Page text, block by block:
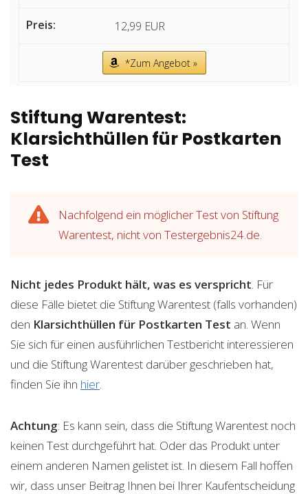
12,99 EUR
*Zum Angebot »
Stiftung Warentest:
Klarsichthüllen für Postkarten
Test
Nachfolgend ein möglicher Test von Stiftung
Warentest, nicht von Testergebnis24.de.
Nicht jedes Produkt hält, was es verspricht . Für
diese Fälle bietet die Stiftung Warentest (falls vorhanden)
den Klarsichthüllen für Postkarten Test an. Wenn
Sie sich für einen ausführlichen Testbericht interessieren
und die Stiftung Warentest darüber geschrieben hat,
finden Sie ihn hier
Achtung: Es kann sein, dass die Stiftung Warentest noch
keinen Test durchgeführt hat. Oder das Produkt unter
einem anderen Namen gelistet ist. In diesem Fall hoffen
wir, dass unser Beitrag Ihnen bei Ihrer Kaufentscheidung